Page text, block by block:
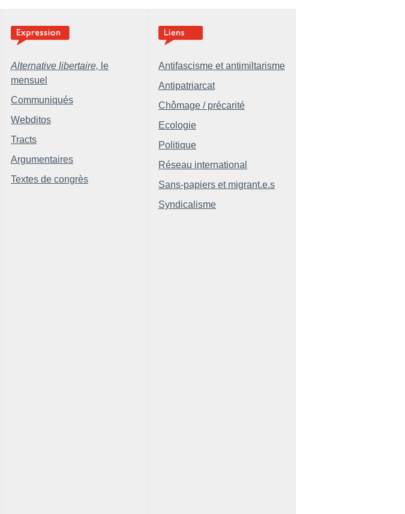
Alternative libertaire, le
mensuel
Communiqués
Webditos
Tracts
Argumentaires
Textes de congrès
Antifascisme et antimiltarisme
Antipatriarcat
Chômage / précarité
Ecologie
Politique
Réseau international
Sans-papiers et migrant.e.s
Syndicalisme